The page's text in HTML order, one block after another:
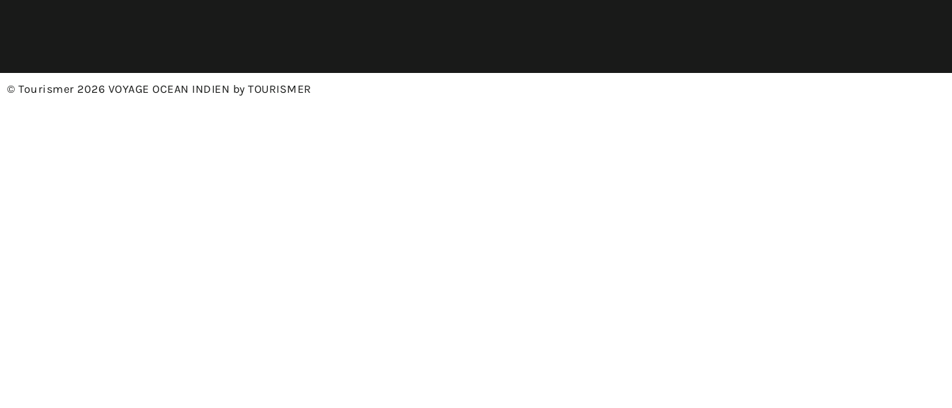
© Tourismer 2026 VOYAGE OCEAN INDIEN by TOURISMER